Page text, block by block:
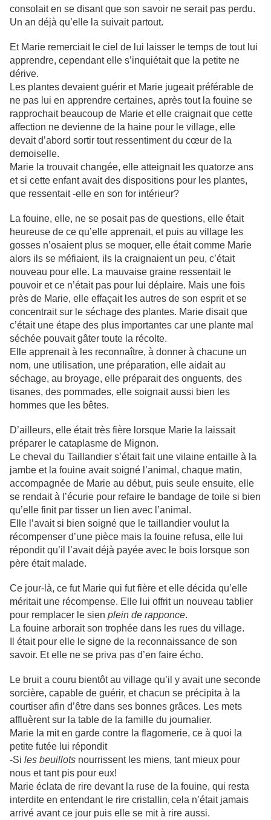
consolait en se disant que son savoir ne serait pas perdu.
Un an déjà qu’elle la suivait partout.
Et Marie remerciait le ciel de lui laisser le temps de tout lui
apprendre, cependant elle s’inquiétait que la petite ne
dérive.
Les plantes devaient guérir et Marie jugeait préférable de
ne pas lui en apprendre certaines, après tout la fouine se
rapprochait beaucoup de Marie et elle craignait que cette
affection ne devienne de la haine pour le village, elle
devait d’abord sortir tout ressentiment du cœur de la
demoiselle.
Marie la trouvait changée, elle atteignait les quatorze ans
et si cette enfant avait des dispositions pour les plantes,
que ressentait -elle en son for intérieur?
La fouine, elle, ne se posait pas de questions, elle était
heureuse de ce qu’elle apprenait, et puis au village les
gosses n’osaient plus se moquer, elle était comme Marie
alors ils se méfiaient, ils la craignaient un peu, c’était
nouveau pour elle. La mauvaise graine ressentait le
pouvoir et ce n’était pas pour lui déplaire. Mais une fois
près de Marie, elle effaçait les autres de son esprit et se
concentrait sur le séchage des plantes. Marie disait que
c’était une étape des plus importantes car une plante mal
séchée pouvait gâter toute la récolte.
Elle apprenait à les reconnaître, à donner à chacune un
nom, une utilisation, une préparation, elle aidait au
séchage, au broyage, elle préparait des onguents, des
tisanes, des pommades, elle soignait aussi bien les
hommes que les bêtes.
D’ailleurs, elle était très fière lorsque Marie la laissait
préparer le cataplasme de Mignon.
Le cheval du Taillandier s’était fait une vilaine entaille à la
jambe et la fouine avait soigné l’animal, chaque matin,
accompagnée de Marie au début, puis seule ensuite, elle
se rendait à l’écurie pour refaire le bandage de toile si bien
qu’elle finit par tisser un lien avec l’animal.
Elle l’avait si bien soigné que le taillandier voulut la
récompenser d’une pièce mais la fouine refusa, elle lui
répondit qu’il l’avait déjà payée avec le bois lorsque son
père était malade.
Ce jour-là, ce fut Marie qui fut fière et elle décida qu’elle
méritait une récompense. Elle lui offrit un nouveau tablier
pour remplacer le sien plein de rapponce.
La fouine arborait son trophée dans les rues du village.
Il était pour elle le signe de la reconnaissance de son
savoir. Et elle ne se priva pas d’en faire écho.
Le bruit a couru bientôt au village qu’il y avait une seconde
sorcière, capable de guérir, et chacun se précipita à la
courtiser afin d’être dans ses bonnes grâces. Les mets
affluèrent sur la table de la famille du journalier.
Marie la mit en garde contre la flagornerie, ce à quoi la
petite futée lui répondit
-Si les beuillots nourrissent les miens, tant mieux pour
nous et tant pis pour eux!
Marie éclata de rire devant la ruse de la fouine, qui resta
interdite en entendant le rire cristallin, cela n’était jamais
arrivé avant ce jour puis elle se mit à rire aussi.